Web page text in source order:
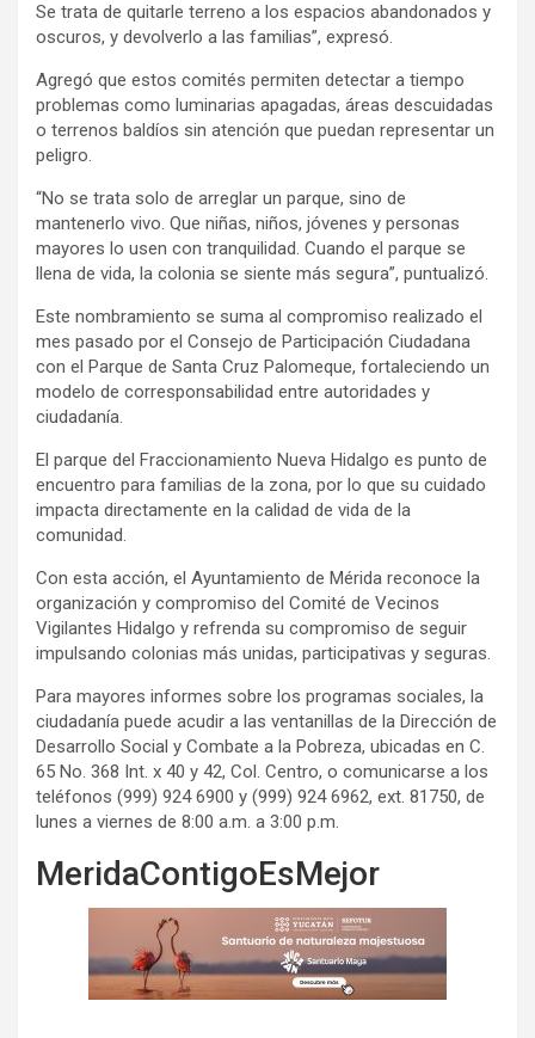
Se trata de quitarle terreno a los espacios abandonados y
oscuros, y devolverlo a las familias”, expresó.
Agregó que estos comités permiten detectar a tiempo
problemas como luminarias apagadas, áreas descuidadas
o terrenos baldíos sin atención que puedan representar un
peligro.
“No se trata solo de arreglar un parque, sino de
mantenerlo vivo. Que niñas, niños, jóvenes y personas
mayores lo usen con tranquilidad. Cuando el parque se
llena de vida, la colonia se siente más segura”, puntualizó.
Este nombramiento se suma al compromiso realizado el
mes pasado por el Consejo de Participación Ciudadana
con el Parque de Santa Cruz Palomeque, fortaleciendo un
modelo de corresponsabilidad entre autoridades y
ciudadanía.
El parque del Fraccionamiento Nueva Hidalgo es punto de
encuentro para familias de la zona, por lo que su cuidado
impacta directamente en la calidad de vida de la
comunidad.
Con esta acción, el Ayuntamiento de Mérida reconoce la
organización y compromiso del Comité de Vecinos
Vigilantes Hidalgo y refrenda su compromiso de seguir
impulsando colonias más unidas, participativas y seguras.
Para mayores informes sobre los programas sociales, la
ciudadanía puede acudir a las ventanillas de la Dirección de
Desarrollo Social y Combate a la Pobreza, ubicadas en C.
65 No. 368 Int. x 40 y 42, Col. Centro, o comunicarse a los
teléfonos (999) 924 6900 y (999) 924 6962, ext. 81750, de
lunes a viernes de 8:00 a.m. a 3:00 p.m.
MeridaContigoEsMejor